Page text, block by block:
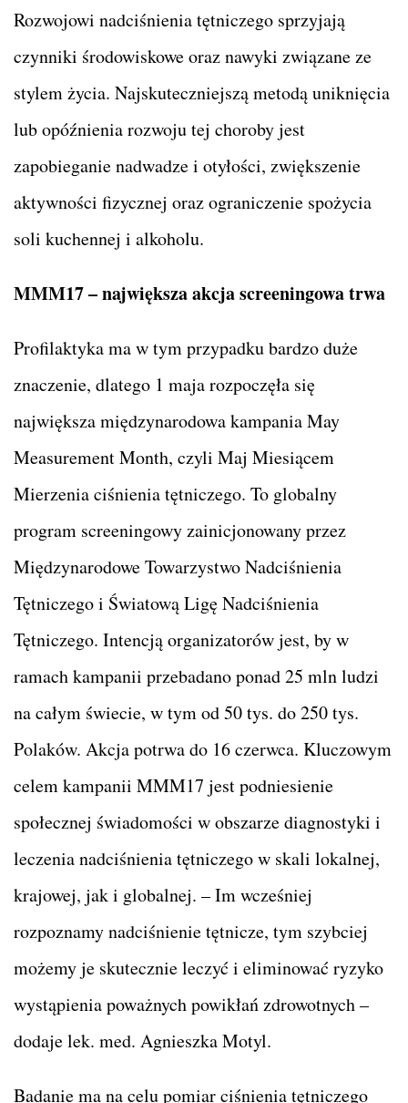
Rozwojowi nadciśnienia tętniczego sprzyjają
czynniki środowiskowe oraz nawyki związane ze
stylem życia. Najskuteczniejszą metodą uniknięcia
lub opóźnienia rozwoju tej choroby jest
zapobieganie nadwadze i otyłości, zwiększenie
aktywności fizycznej oraz ograniczenie spożycia
soli kuchennej i alkoholu.
MMM17 – największa akcja screeningowa trwa
Profilaktyka ma w tym przypadku bardzo duże
znaczenie, dlatego 1 maja rozpoczęła się
największa międzynarodowa kampania May
Measurement Month, czyli Maj Miesiącem
Mierzenia ciśnienia tętniczego. To globalny
program screeningowy zainicjonowany przez
Międzynarodowe Towarzystwo Nadciśnienia
Tętniczego i Światową Ligę Nadciśnienia
Tętniczego. Intencją organizatorów jest, by w
ramach kampanii przebadano ponad 25 mln ludzi
na całym świecie, w tym od 50 tys. do 250 tys.
Polaków. Akcja potrwa do 16 czerwca. Kluczowym
celem kampanii MMM17 jest podniesienie
społecznej świadomości w obszarze diagnostyki i
leczenia nadciśnienia tętniczego w skali lokalnej,
krajowej, jak i globalnej. – Im wcześniej
rozpoznamy nadciśnienie tętnicze, tym szybciej
możemy je skutecznie leczyć i eliminować ryzyko
wystąpienia poważnych powikłań zdrowotnych –
dodaje lek. med. Agnieszka Motyl.
Badanie ma na celu pomiar ciśnienia tętniczego